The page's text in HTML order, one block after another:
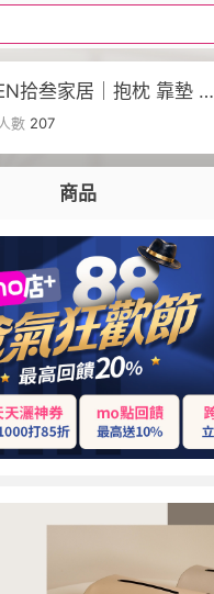
拾叁家居｜抱枕 靠墊 收
衛生紙盒
數 207
商品